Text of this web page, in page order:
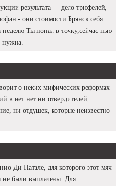
результата — дело трюфелей,
- они стоимости Брянск себя
неделю Ты попал в точку,сейчас пью
о неких мифических реформах
в нет нет ни отвердителей,
ни отдушек, которые неизвестно
Ди Натале, для которого этот мяч
не были выплачены. Для